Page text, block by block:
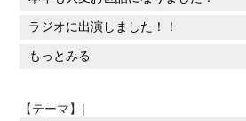
ラジオに出演しました！！
もっとみる
【テーマ】|